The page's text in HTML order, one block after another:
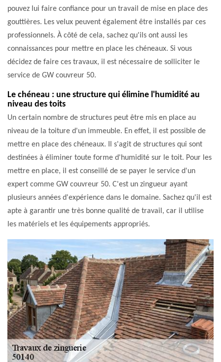
pouvez lui faire confiance pour un travail de mise en place des
gouttières. Les velux peuvent également être installés par ces
professionnels. À côté de cela, sachez qu'ils ont aussi les
connaissances pour mettre en place les chéneaux. Si vous
décidez de faire ces travaux, il est nécessaire de solliciter le
service de GW couvreur 50.
Le chéneau : une structure qui élimine l'humidité au
niveau des toits
Un certain nombre de structures peut être mis en place au
niveau de la toiture d'un immeuble. En effet, il est possible de
mettre en place des chéneaux. Il s'agit de structures qui sont
destinées à éliminer toute forme d'humidité sur le toit. Pour les
mettre en place, il est conseillé de se payer le service d'un
expert comme GW couvreur 50. C'est un zingueur ayant
plusieurs années d'expérience dans le domaine. Sachez qu'il est
apte à garantir une très bonne qualité de travail, car il utilise
les matériels et les équipements appropriés.